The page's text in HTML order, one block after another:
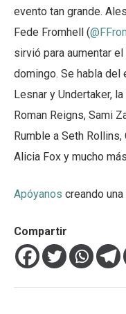
evento tan grande.
Fede Fromhell (
sirvió para aumentar
domingo. Se habla del
Lesnar y Undertaker,
Roman Reigns, Sami
Rumble a Seth
Alicia Fox y mucho
Apóyanos creando
Compartir